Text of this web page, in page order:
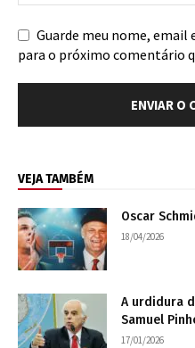
Guarde meu nome, email
para o próximo comentário
VEJA TAMBÉM
Oscar
18/04/2026
A urdidura
Samuel
17/01/2026